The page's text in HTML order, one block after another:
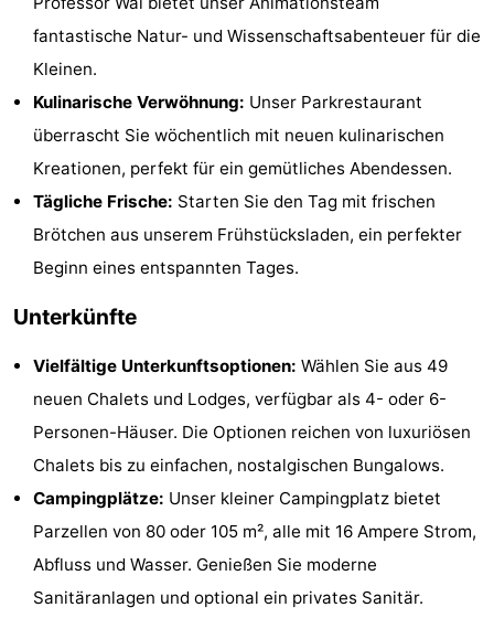
Zélande
Resort
Haamstede
Résidence
Hof
van
Schouwen
Schouwse
Valleien
Soeten
Kust
Zonnedorp
Hof
van
Hotels
Zimmer
(mit
Lastminutes
fantastische Natur- und Wissenschaftsabenteuer für die
Kleinen.
Kulinarische Verwöhnung: Unser Parkrestaurant
überrascht Sie wöchentlich mit neuen kulinarischen
Kreationen, perfekt für ein gemütliches Abendessen.
Tägliche Frische: Starten Sie den Tag mit frischen
Brötchen aus unserem Frühstücksladen, ein perfekter
Beginn eines entspannten Tages.
Unterkünfte
Vielfältige Unterkunftsoptionen: Wählen Sie aus 49
neuen Chalets und Lodges, verfügbar als 4- oder 6-
Personen-Häuser. Die Optionen reichen von luxuriösen
Chalets bis zu einfachen, nostalgischen Bungalows.
Campingplätze: Unser kleiner Campingplatz bietet
Parzellen von 80 oder 105 m², alle mit 16 Ampere Strom,
Abfluss und Wasser. Genießen Sie moderne
Sanitäranlagen und optional ein privates Sanitär.